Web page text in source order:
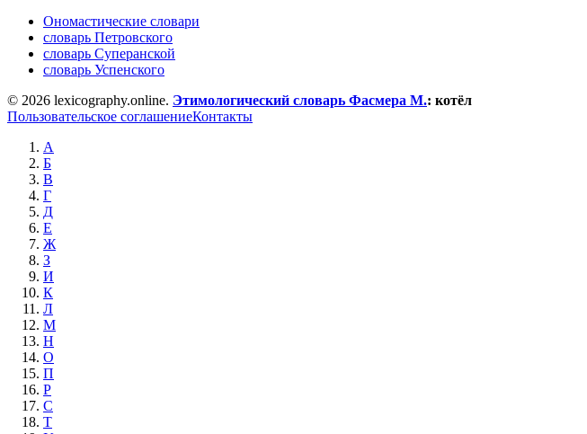
Ономастические словари
словарь Петровского
словарь Суперанской
словарь Успенского
© 2026 lexicography.online. Этимологический словарь Фасмера М.: котёл
Пользовательское соглашениеКонтакты
А
Б
В
Г
Д
Е
Ж
З
И
К
Л
М
Н
О
П
Р
С
Т